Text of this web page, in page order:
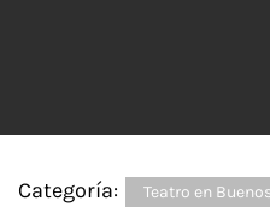
Categoría: Teatro en